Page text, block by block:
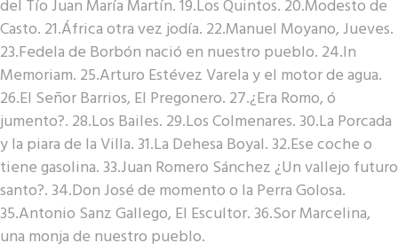
del Tío Juan María Martín. 19.Los Quintos. 20.Modesto de
Casto. 21.África otra vez jodía. 22.Manuel Moyano, Jueves.
23.Fedela de Borbón nació en nuestro pueblo. 24.In
Memoriam. 25.Arturo Estévez Varela y el motor de agua.
26.El Señor Barrios, El Pregonero. 27.¿Era Romo, ó
jumento?. 28.Los Bailes. 29.Los Colmenares. 30.La Porcada
y la piara de la Villa. 31.La Dehesa Boyal. 32.Ese coche o
tiene gasolina. 33.Juan Romero Sánchez ¿Un vallejo futuro
santo?. 34.Don José de momento o la Perra Golosa.
35.Antonio Sanz Gallego, El Escultor. 36.Sor Marcelina,
una monja de nuestro pueblo.